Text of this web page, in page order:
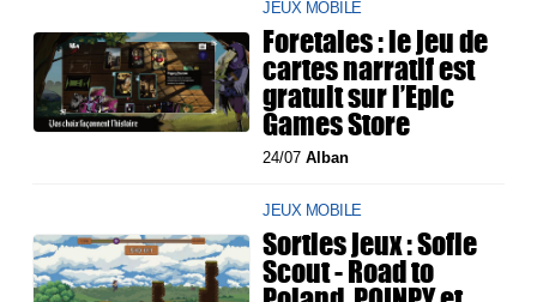
JEUX MOBILE
Foretales : le jeu de
cartes narratif est
gratuit sur l’Epic
Games Store
24/07Alban
JEUX MOBILE
Sorties jeux : Sofie
Scout - Road to